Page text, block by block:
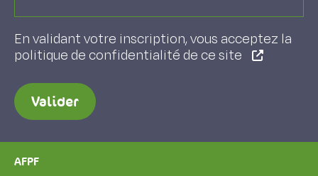
En validant votre inscription, vous acceptez la
politique de confidentialité de ce site
Valider
AFPF